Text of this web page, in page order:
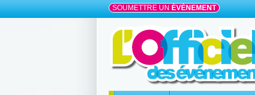
SOUMETTRE UN ÉVÉNEMENT